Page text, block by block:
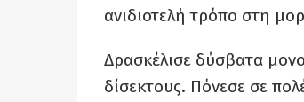
ανιδιοτελή τρόπο στη
Δρασκέλισε δύσβατα
δίσεκτους. Πόνεσε σε